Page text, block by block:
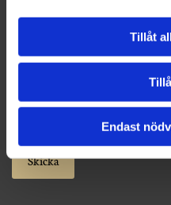
Tillåt
Endast
Meddelande